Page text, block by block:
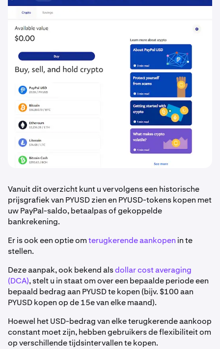
Vanuit dit overzicht kunt u vervolgens een historische
prijsgrafiek van PYUSD zien en PYUSD-tokens kopen met
uw PayPal-saldo, betaalpas of gekoppelde
bankrekening.
Er is ook een optie omterugkerende aankopen in te
stellen.
Deze aanpak, ook bekend alsdollar cost averaging
(DCA), stelt u in staat om over een bepaalde periode een
bepaald bedrag aan PYUSD te kopen (bijv. $100 aan
PYUSD kopen op de 15e van elke maand).
Hoewel het USD-bedrag van elke terugkerende aankoop
constant moet zijn, hebben gebruikers de flexibiliteit om
op verschillende tijdsintervallen te kopen.